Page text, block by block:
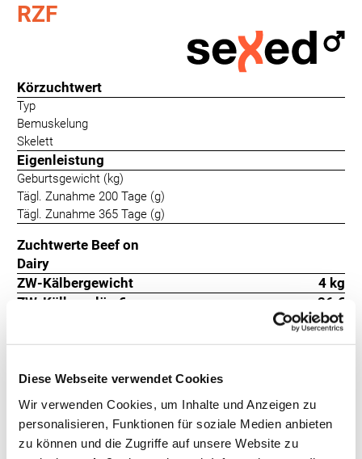
Diese Webseite verwendet Cookies
Wir verwenden Cookies, um Inhalte und Anzeigen zu
personalisieren, Funktionen für soziale Medien anbieten
zu können und die Zugriffe auf unsere Website zu
RZF
Körzuchtwert
Typ
Bemuskelung
Skelett
Eigenleistung
Geburtsgewicht (kg)
Tägl. Zunahme 200 Tage (g)
Tägl. Zunahme 365 Tage (g)
Zuchtwerte Beef on
Dairy
ZW-Kälbergewicht
4 kg
ZW-Kälbererlös €
-26 €
Die British Blue-Bullen stammen aus dem intensiven ABS NuEra
Genetics®-Zuchtprogramm zur Erzeugung hochqualitativer Beef
on Dairy-Kreuzungskälber! Gilbert überzeugt mit einer